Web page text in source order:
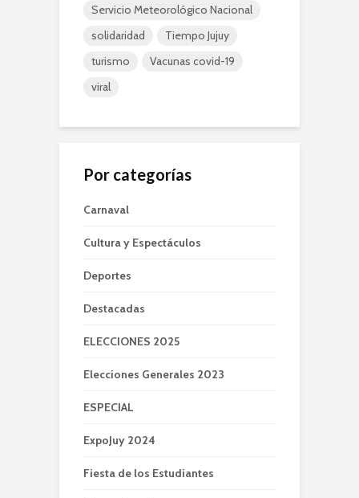
Servicio Meteorológico Nacional
solidaridad
Tiempo Jujuy
turismo
Vacunas covid-19
viral
Por categorías
Carnaval
Cultura y Espectáculos
Deportes
Destacadas
ELECCIONES 2025
Elecciones Generales 2023
ESPECIAL
ExpoJuy 2024
Fiesta de los Estudiantes